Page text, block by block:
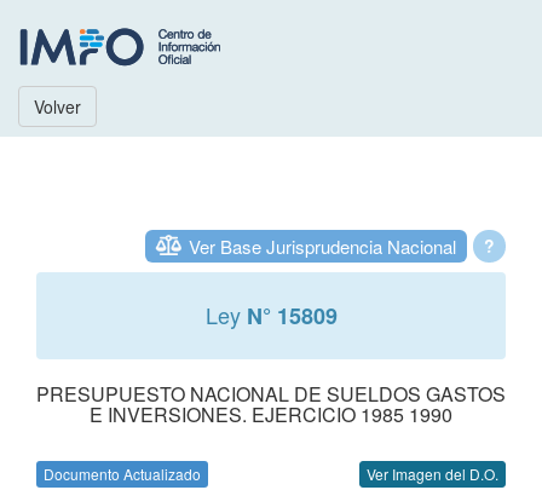
Volver
?
Ver Base Jurisprudencia Nacional
Ley N° 15809
PRESUPUESTO NACIONAL DE SUELDOS GASTOS
E INVERSIONES. EJERCICIO 1985 1990
Documento Actualizado Ver Imagen del D.O.